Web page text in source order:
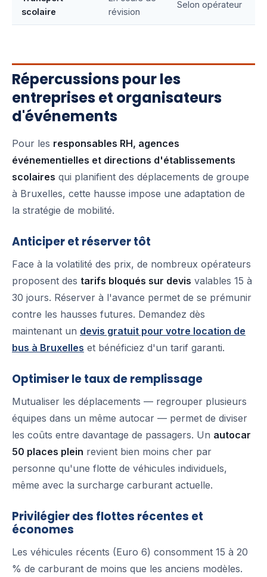
scolaire
révision
Selon opérateur
Répercussions pour les
entreprises et organisateurs
d'événements
Pour les responsables RH, agences
événementielles et directions d'établissements
scolaires qui planifient des déplacements de groupe
à Bruxelles, cette hausse impose une adaptation de
la stratégie de mobilité.
Anticiper et réserver tôt
Face à la volatilité des prix, de nombreux opérateurs
proposent des tarifs bloqués sur devis valables 15 à
30 jours. Réserver à l'avance permet de se prémunir
contre les hausses futures. Demandez dès
maintenant un devis gratuit pour votre location de
bus à Bruxelles et bénéficiez d'un tarif garanti.
Optimiser le taux de remplissage
Mutualiser les déplacements — regrouper plusieurs
équipes dans un même autocar — permet de diviser
les coûts entre davantage de passagers. Un autocar
50 places plein revient bien moins cher par
personne qu'une flotte de véhicules individuels,
même avec la surcharge carburant actuelle.
Privilégier des flottes récentes et
économes
Les véhicules récents (Euro 6) consomment 15 à 20
% de carburant de moins que les anciens modèles.